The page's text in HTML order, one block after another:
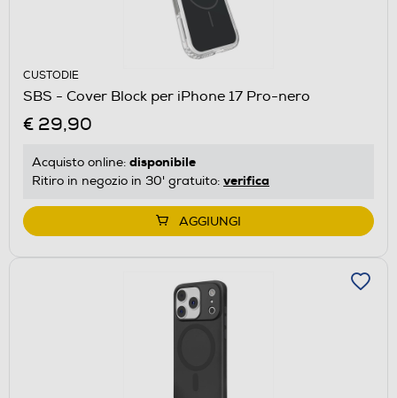
CUSTODIE
SBS - Cover Block per iPhone 17 Pro-nero
€ 29,90
Acquisto online: disponibile
Ritiro in negozio in 30' gratuito: verifica
AGGIUNGI